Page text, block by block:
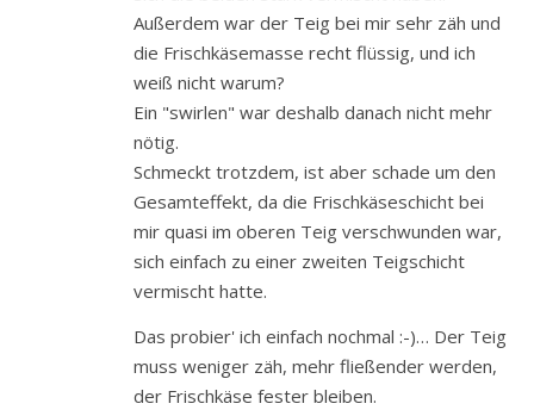
Außerdem war der Teig bei mir sehr zäh und
die Frischkäsemasse recht flüssig, und ich
weiß nicht warum?
Ein "swirlen" war deshalb danach nicht mehr
nötig.
Schmeckt trotzdem, ist aber schade um den
Gesamteffekt, da die Frischkäseschicht bei
mir quasi im oberen Teig verschwunden war,
sich einfach zu einer zweiten Teigschicht
vermischt hatte.
Das probier' ich einfach nochmal :-)… Der Teig
muss weniger zäh, mehr fließender werden,
der Frischkäse fester bleiben.